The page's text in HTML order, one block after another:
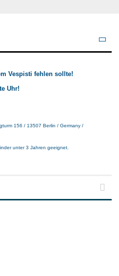
Vespisti fehlen sollte!
Uhr!
156 / 13507 Berlin / Germany /
unter 3 Jahren geeignet.